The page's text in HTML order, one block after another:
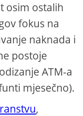
osim ostalih
fokus na
naknada i
postoje
ATM-a
mjesečno).
,